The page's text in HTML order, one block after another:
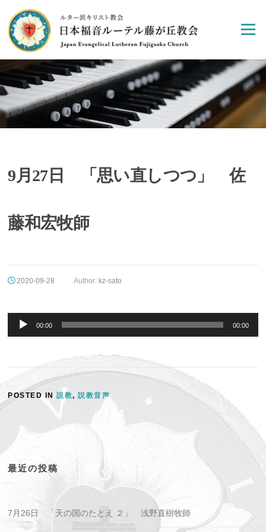
content
Menu
9月27日 「思い直しつつ」 佐
藤和宏牧師
2020-09-28 Author: kz-sato
プ
ー
00:00 00:00
POSTED IN説教,説教音声
最近の投稿
7月26日 「天の国のたとえ ２」 浅野直樹牧師